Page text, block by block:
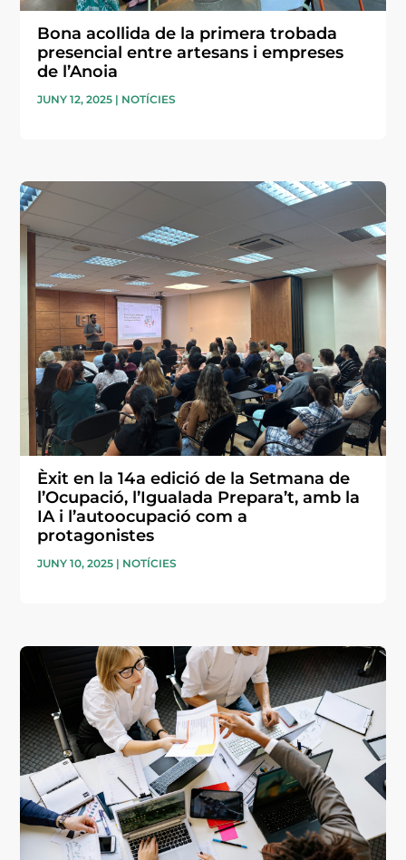
Bona acollida de la primera trobada
presencial entre artesans i empreses
de l’Anoia
JUNY 12, 2025 | NOTÍCIES
Èxit en la 14a edició de la Setmana de
l’Ocupació, l’Igualada Prepara’t, amb la
IA i l’autoocupació com a
protagonistes
JUNY 10, 2025 | NOTÍCIES